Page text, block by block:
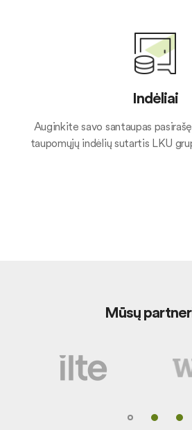
Indėliai
Auginkite savo santaupas
taupomųjų indėlių sutartis LKU
Mūsų